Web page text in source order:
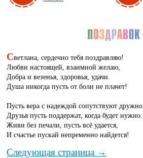
Светлана, сердечно тебя поздравляю!
Любви настоящей, взаимной желаю,
Добра и везенья, здоровья, удачи.
Душа никогда пусть от боли не плачет!
Пусть вера с надеждой сопутствуют дружно,
Друзья пусть поддержат, когда будет нужно.
Живи без печали, пусть всё удается,
И счастье пускай непременно найдется!
Следующая страница →